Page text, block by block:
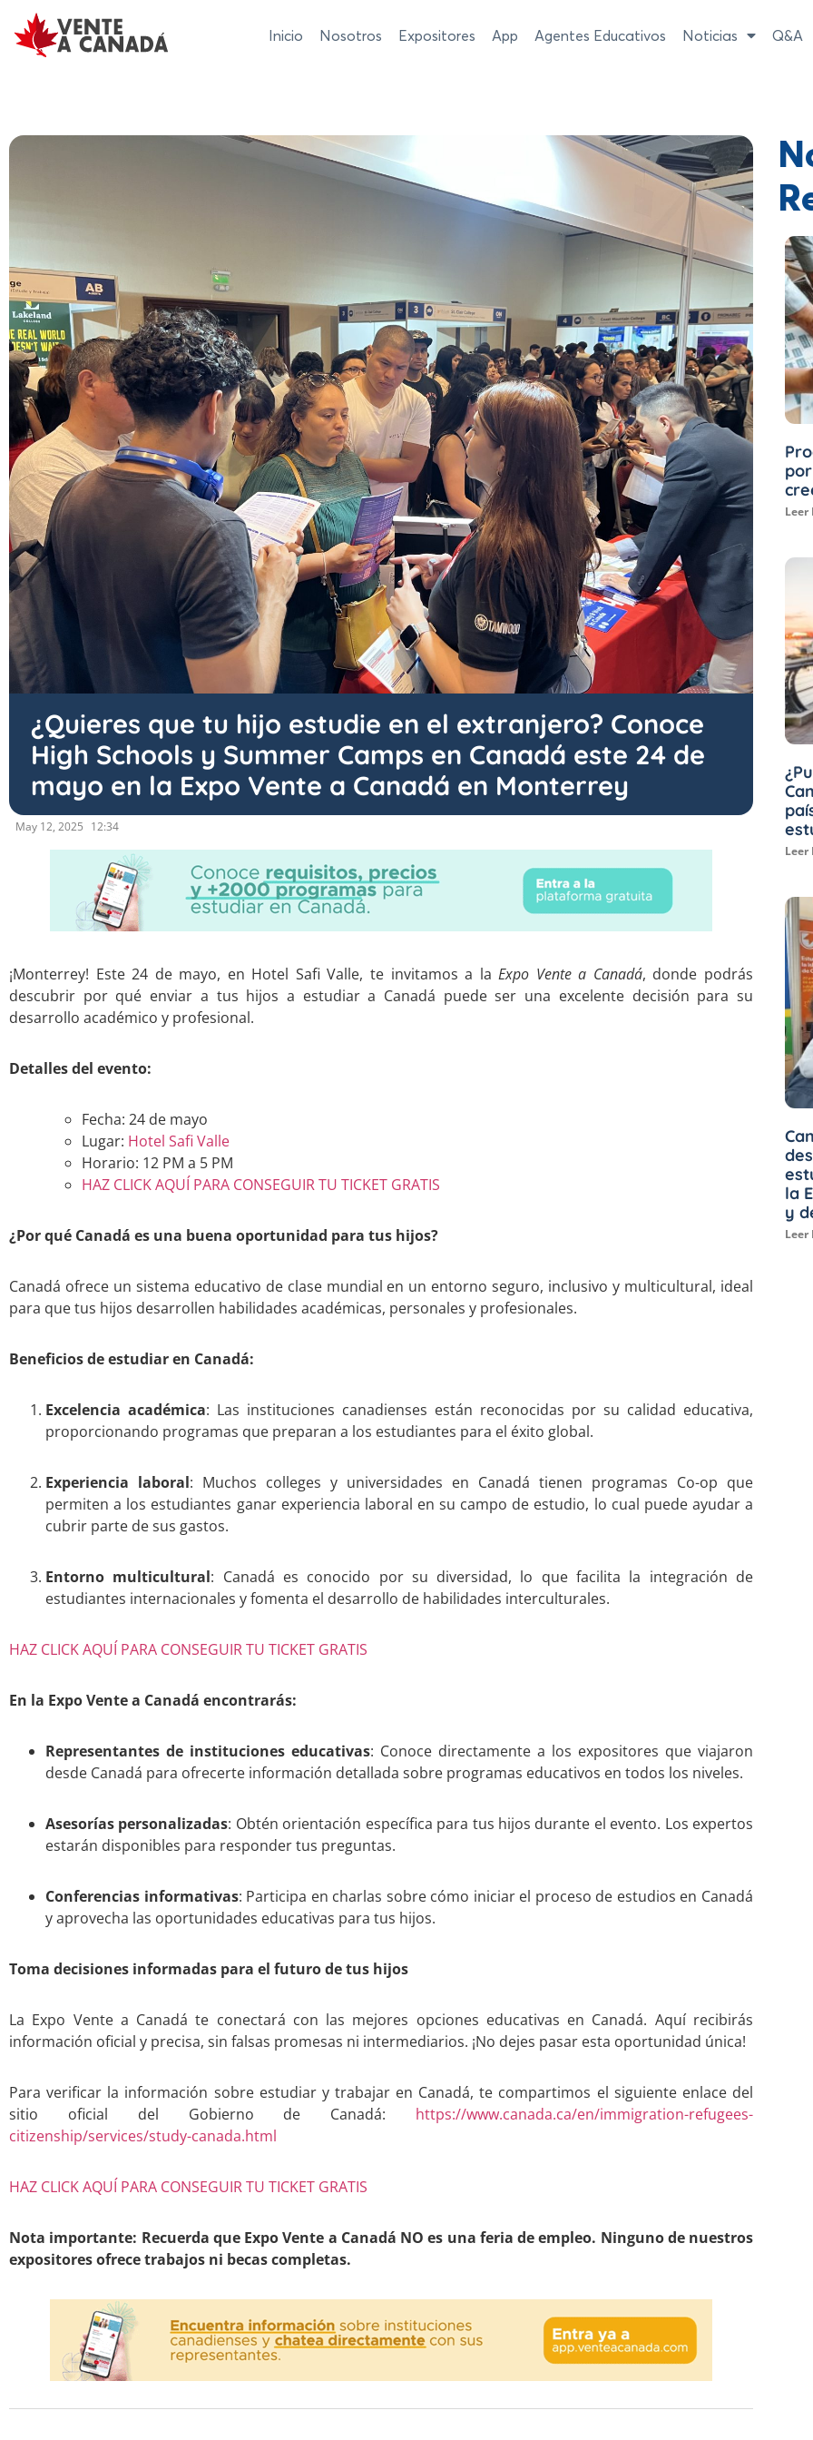
Inicio Nosotros Expositores App Agentes Educativos Noticias Q&A
¿Quieres que tu hijo estudie en el extranjero? Conoce
High Schools y Summer Camps en Canadá este 24 de
mayo en la Expo Vente a Canadá en Monterrey
May 12, 2025 12:34
¡Monterrey! Este 24 de mayo, en Hotel Safi Valle, te invitamos a laExpo Vente a Canadá, donde podrás
descubrir por qué enviar a tus hijos a estudiar a Canadá puede ser una excelente decisión para su
desarrollo académico y profesional.
Detalles del evento:
Fecha: 24 de mayo
Lugar: Hotel Safi Valle
Horario: 12 PM a 5 PM
HAZ CLICK AQUÍ PARA CONSEGUIR TU TICKET GRATIS
¿Por qué Canadá es una buena oportunidad para tus hijos?
Canadá ofrece un sistema educativo de clase mundial en un entorno seguro, inclusivo y multicultural, ideal
para que tus hijos desarrollen habilidades académicas, personales y profesionales.
Beneficios de estudiar en Canadá:
Excelencia académica: Las instituciones canadienses están reconocidas por su calidad educativa,
proporcionando programas que preparan a los estudiantes para el éxito global.
Experiencia laboral: Muchos colleges y universidades en Canadá tienen programas Co-op que
permiten a los estudiantes ganar experiencia laboral en su campo de estudio, lo cual puede ayudar a
cubrir parte de sus gastos.
Entorno multicultural: Canadá es conocido por su diversidad, lo que facilita la integración de
estudiantes internacionales y fomenta el desarrollo de habilidades interculturales.
HAZ CLICK AQUÍ PARA CONSEGUIR TU TICKET GRATIS
En la Expo Vente a Canadá encontrarás:
Representantes de instituciones educativas: Conoce directamente a los expositores que viajaron
desde Canadá para ofrecerte información detallada sobre programas educativos en todos los niveles.
Asesorías personalizadas: Obtén orientación específica para tus hijos durante el evento. Los expertos
estarán disponibles para responder tus preguntas.
Conferencias informativas: Participa en charlas sobre cómo iniciar el proceso de estudios en Canadá
y aprovecha las oportunidades educativas para tus hijos.
Toma decisiones informadas para el futuro de tus hijos
La Expo Vente a Canadá te conectará con las mejores opciones educativas en Canadá. Aquí recibirás
información oficial y precisa, sin falsas promesas ni intermediarios. ¡No dejes pasar esta oportunidad única!
Para verificar la información sobre estudiar y trabajar en Canadá, te compartimos el siguiente enlace del
sitio oficial del Gobierno de Canadá: https://www.canada.ca/en/immigration-refugees-
citizenship/services/study-canada.html
HAZ CLICK AQUÍ PARA CONSEGUIR TU TICKET GRATIS
Nota importante: Recuerda que Expo Vente a Canadá NO es una feria de empleo. Ninguno de nuestros
expositores ofrece trabajos ni becas completas.
Leer
Leer
la
y
Leer